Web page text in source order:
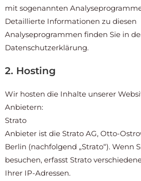
mit sogenannten
Detaillierte Informationen zu diesen
Analyseprogrammen finden Sie in
Datenschutzerklärung.
2. Hosting
Wir hosten die Inhalte unserer
Anbietern:
Strato
Anbieter ist die Strato AG, Otto-
Berlin (nachfolgend „Strato“). Wenn
besuchen, erfasst Strato
Ihrer IP-Adressen.